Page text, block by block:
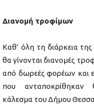
Διανομή τροφίμων
Καθ’ όλη τη διάρκεια
θα γίνονται διανομές
από δωρεές φορέων και
που ανταποκρίθηκαν
κάλεσμα του Δήμου